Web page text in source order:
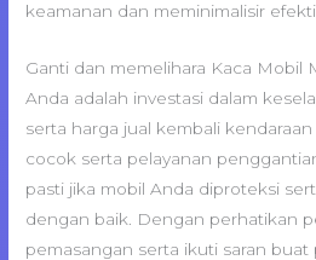
keamanan dan meminimalisir
Ganti dan memelihara Kaca Mobil
Anda adalah investasi dalam
serta harga jual kembali
cocok serta pelayanan
pasti jika mobil Anda diproteksi
dengan baik. Dengan perhatikan
pemasangan serta ikuti saran buat